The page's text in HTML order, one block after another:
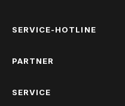
SERVICE-HOTLINE
PARTNER
SERVICE